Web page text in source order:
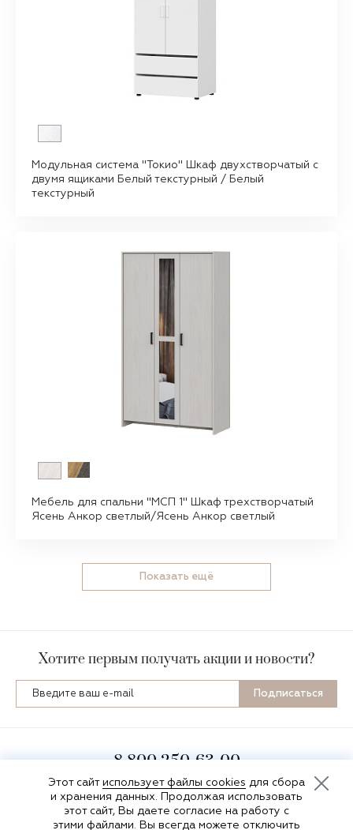
Модульная система "Токио" Шкаф двухстворчатый с
двумя ящиками Белый текстурный / Белый
текстурный
Мебель для спальни "МСП 1" Шкаф трехстворчатый
Ясень Анкор светлый/Ясень Анкор светлый
Показать ещё
Хотите первым получать акции и новости?
Подписаться
8 800 250-63-00
пн-пт 8:00-16:30 по мск
Этот сайт использует файлы cookies для сбора
и хранения данных. Продолжая использовать
этот сайт, Вы даете согласие на работу с
этими файлами. Вы всегда можете отключить